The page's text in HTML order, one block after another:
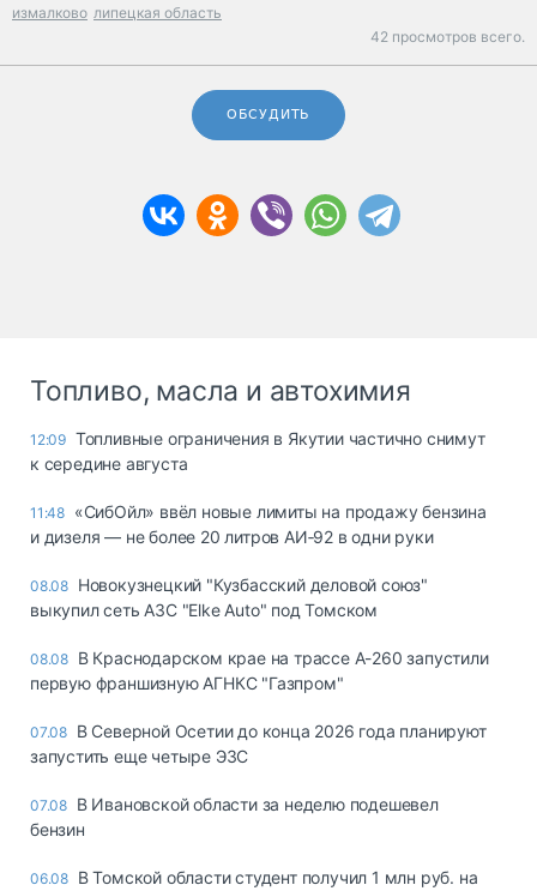
измалково липецкая область
42 просмотров всего.
ОБСУДИТЬ
Топливо, масла и автохимия
12:09 Топливные ограничения в Якутии частично снимут
к середине августа
11:48 «СибОйл» ввёл новые лимиты на продажу бензина
и дизеля — не более 20 литров АИ‑92 в одни руки
08.08 Новокузнецкий "Кузбасский деловой союз"
выкупил сеть АЗС "Elke Auto" под Томском
08.08 В Краснодарском крае на трассе А-260 запустили
первую франшизную АГНКС "Газпром"
07.08 В Северной Осетии до конца 2026 года планируют
запустить еще четыре ЭЗС
07.08 В Ивановской области за неделю подешевел
бензин
06.08 В Томской области студент получил 1 млн руб. на